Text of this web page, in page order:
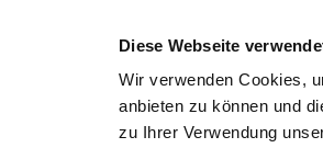
Diese Webseite
Wir verwenden Cookies,
anbieten zu können und
zu Ihrer Verwendung